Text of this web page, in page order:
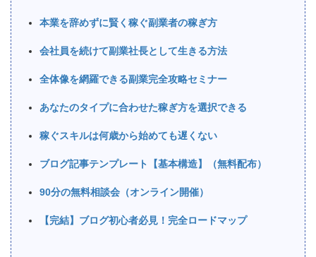
本業を辞めずに賢く稼ぐ副業者の稼ぎ方
会社員を続けて副業社長として生きる方法
全体像を網羅できる副業完全攻略セミナー
あなたのタイプに合わせた稼ぎ方を選択できる
稼ぐスキルは何歳から始めても遅くない
ブログ記事テンプレート【基本構造】（無料配布）
90分の無料相談会（オンライン開催）
【完結】ブログ初心者必見！完全ロードマップ